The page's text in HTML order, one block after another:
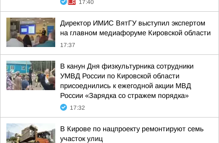
17:40
Директор ИМИС ВятГУ выступил экспертом
на главном медиафоруме Кировской области
17:37
В канун Дня физкультурника сотрудники
УМВД России по Кировской области
присоеднились к ежегодной акции МВД
России «Зарядка со стражем порядка»
17:32
В Кирове по нацпроекту ремонтируют семь
участок улиц